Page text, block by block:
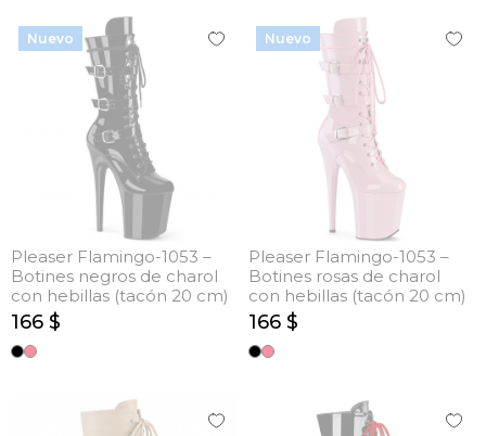
Nuevo
Pleaser Flamingo-1053 –
Botines negros de charol
con hebillas (tacón 20 cm)
166 $
Nuevo
Pleaser Flamingo-1053 –
Botines rosas de charol
con hebillas (tacón 20 cm)
166 $